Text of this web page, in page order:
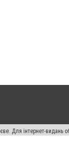
Для інтернет-видань